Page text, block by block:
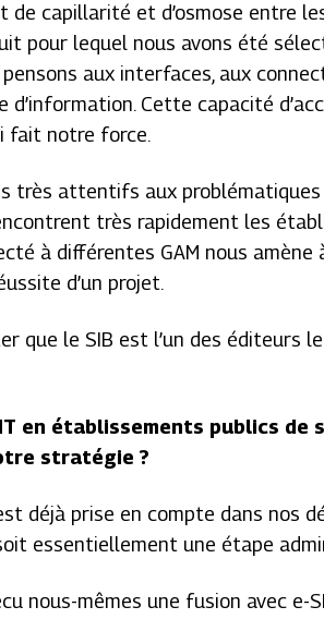
de capillarité et d’osmose entre
pour lequel nous avons été
aux interfaces, aux
Cette capacité
fait notre force.
très attentifs aux problématiques
très rapidement les
à différentes GAM nous amène
d’un projet.
que le SIB est l’un des éditeurs
en établissements publics de
stratégie ?
déjà prise en compte dans nos
essentiellement une étape
nous-mêmes une fusion avec e-